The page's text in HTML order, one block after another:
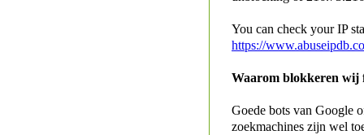
You can check your IP
https://
Waarom blokkeren wij
Goede bots van Google
zoekmachines zijn wel